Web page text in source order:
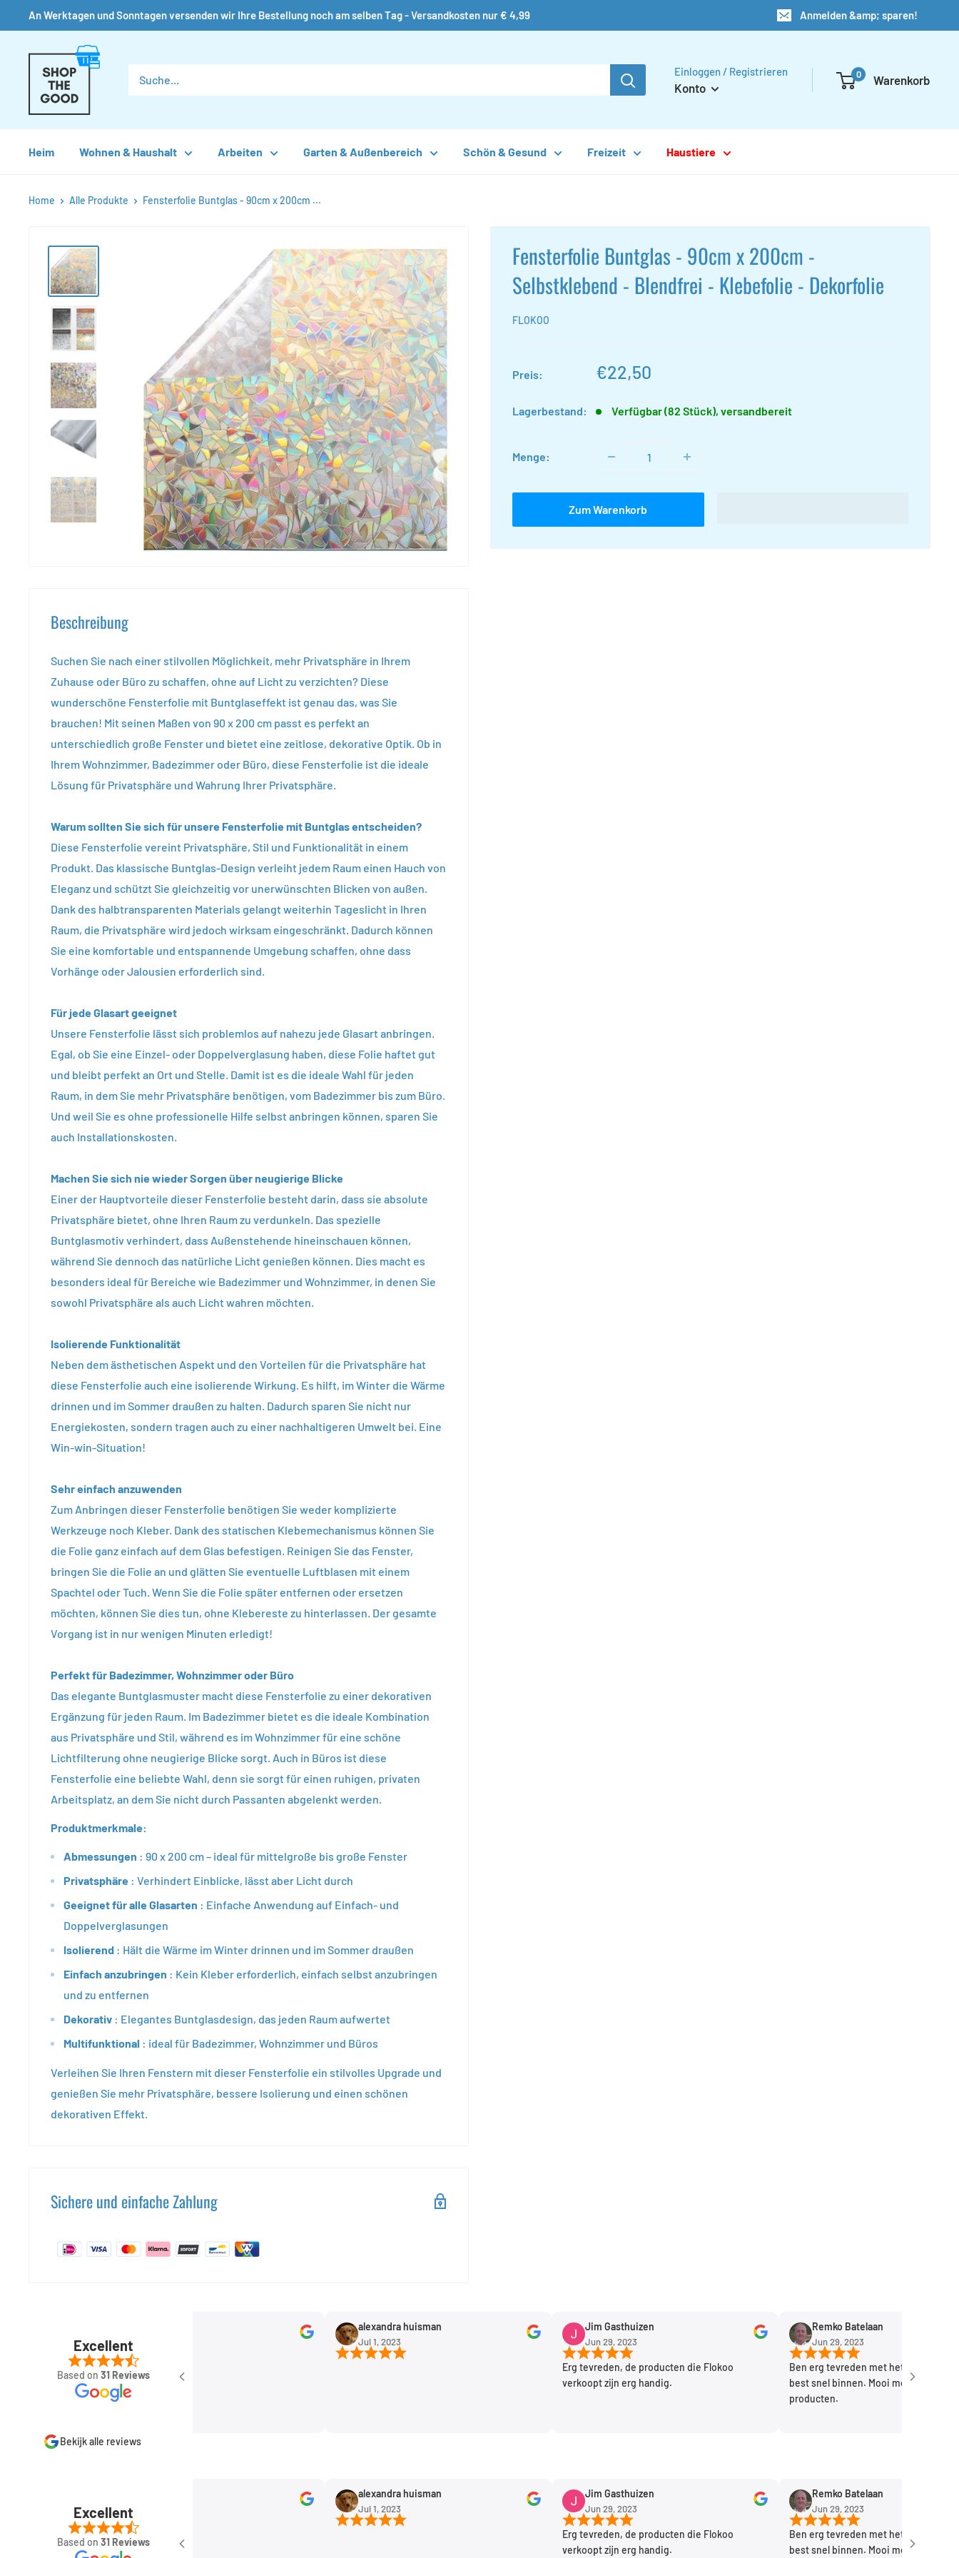
An Werktagen und Sonntagen versenden wir Ihre Bestellung noch am selben Tag - Versandkosten nur € 4,99 Anmelden &amp; sparen!
Shop
the
Good
Einloggen / Registrieren
Konto
0 Warenkorb
Heim Wohnen & Haushalt Arbeiten Garten & Außenbereich Schön & Gesund Freizeit Haustiere
Home Alle Produkte Fensterfolie Buntglas - 90cm x 200cm ...
Fensterfolie Buntglas - 90cm x 200cm -
Selbstklebend - Blendfrei - Klebefolie - Dekorfolie
FLOKOO
Preis: Sonderpreis
€22,50
Lagerbestand: Verfügbar (82 Stück), versandbereit
Menge:
Zum Warenkorb
Beschreibung
Suchen Sie nach einer stilvollen Möglichkeit, mehr Privatsphäre in Ihrem
Zuhause oder Büro zu schaffen, ohne auf Licht zu verzichten? Diese
wunderschöne Fensterfolie mit Buntglaseffekt ist genau das, was Sie
brauchen! Mit seinen Maßen von 90 x 200 cm passt es perfekt an
unterschiedlich große Fenster und bietet eine zeitlose, dekorative Optik. Ob in
Ihrem Wohnzimmer, Badezimmer oder Büro, diese Fensterfolie ist die ideale
Lösung für Privatsphäre und Wahrung Ihrer Privatsphäre.
Warum sollten Sie sich für unsere Fensterfolie mit Buntglas entscheiden?
Diese Fensterfolie vereint Privatsphäre, Stil und Funktionalität in einem
Produkt. Das klassische Buntglas-Design verleiht jedem Raum einen Hauch von
Eleganz und schützt Sie gleichzeitig vor unerwünschten Blicken von außen.
Dank des halbtransparenten Materials gelangt weiterhin Tageslicht in Ihren
Raum, die Privatsphäre wird jedoch wirksam eingeschränkt. Dadurch können
Sie eine komfortable und entspannende Umgebung schaffen, ohne dass
Vorhänge oder Jalousien erforderlich sind.
Für jede Glasart geeignet
Unsere Fensterfolie lässt sich problemlos auf nahezu jede Glasart anbringen.
Egal, ob Sie eine Einzel- oder Doppelverglasung haben, diese Folie haftet gut
und bleibt perfekt an Ort und Stelle. Damit ist es die ideale Wahl für jeden
Raum, in dem Sie mehr Privatsphäre benötigen, vom Badezimmer bis zum Büro.
Und weil Sie es ohne professionelle Hilfe selbst anbringen können, sparen Sie
auch Installationskosten.
Machen Sie sich nie wieder Sorgen über neugierige Blicke
Einer der Hauptvorteile dieser Fensterfolie besteht darin, dass sie absolute
Privatsphäre bietet, ohne Ihren Raum zu verdunkeln. Das spezielle
Buntglasmotiv verhindert, dass Außenstehende hineinschauen können,
während Sie dennoch das natürliche Licht genießen können. Dies macht es
besonders ideal für Bereiche wie Badezimmer und Wohnzimmer, in denen Sie
sowohl Privatsphäre als auch Licht wahren möchten.
Isolierende Funktionalität
Neben dem ästhetischen Aspekt und den Vorteilen für die Privatsphäre hat
diese Fensterfolie auch eine isolierende Wirkung. Es hilft, im Winter die Wärme
drinnen und im Sommer draußen zu halten. Dadurch sparen Sie nicht nur
Energiekosten, sondern tragen auch zu einer nachhaltigeren Umwelt bei. Eine
Win-win-Situation!
Sehr einfach anzuwenden
Zum Anbringen dieser Fensterfolie benötigen Sie weder komplizierte
Werkzeuge noch Kleber. Dank des statischen Klebemechanismus können Sie
die Folie ganz einfach auf dem Glas befestigen. Reinigen Sie das Fenster,
bringen Sie die Folie an und glätten Sie eventuelle Luftblasen mit einem
Spachtel oder Tuch. Wenn Sie die Folie später entfernen oder ersetzen
möchten, können Sie dies tun, ohne Klebereste zu hinterlassen. Der gesamte
Vorgang ist in nur wenigen Minuten erledigt!
Perfekt für Badezimmer, Wohnzimmer oder Büro
Das elegante Buntglasmuster macht diese Fensterfolie zu einer dekorativen
Ergänzung für jeden Raum. Im Badezimmer bietet es die ideale Kombination
aus Privatsphäre und Stil, während es im Wohnzimmer für eine schöne
Lichtfilterung ohne neugierige Blicke sorgt. Auch in Büros ist diese
Fensterfolie eine beliebte Wahl, denn sie sorgt für einen ruhigen, privaten
Arbeitsplatz, an dem Sie nicht durch Passanten abgelenkt werden.
Produktmerkmale:
Abmessungen : 90 x 200 cm – ideal für mittelgroße bis große Fenster
Privatsphäre : Verhindert Einblicke, lässt aber Licht durch
Geeignet für alle Glasarten : Einfache Anwendung auf Einfach- und
Doppelverglasungen
Isolierend : Hält die Wärme im Winter drinnen und im Sommer draußen
Einfach anzubringen : Kein Kleber erforderlich, einfach selbst anzubringen
und zu entfernen
Dekorativ : Elegantes Buntglasdesign, das jeden Raum aufwertet
Multifunktional : ideal für Badezimmer, Wohnzimmer und Büros
Verleihen Sie Ihren Fenstern mit dieser Fensterfolie ein stilvolles Upgrade und
genießen Sie mehr Privatsphäre, bessere Isolierung und einen schönen
dekorativen Effekt.
Sichere und einfache Zahlung
Excellent
Based on 31 Reviews
Sep 11, 2023
alexandra huisman
Jul 1, 2023
Jim Gasthuizen
Jun 29, 2023
Erg tevreden, de producten die Flokoo
verkoopt zijn erg handig.
Remko Batelaan
Jun 29, 2023
Ben erg tevreden met het product. Kwam
best snel binnen. Mooi merk handige
producten.
Bekijk alle reviews
Excellent
Based on 31 Reviews
Sep 11, 2023
alexandra huisman
Jul 1, 2023
Jim Gasthuizen
Jun 29, 2023
Erg tevreden, de producten die Flokoo
verkoopt zijn erg handig.
Remko Batelaan
Jun 29, 2023
Ben erg tevreden met het product. Kwam
best snel binnen. Mooi merk handige